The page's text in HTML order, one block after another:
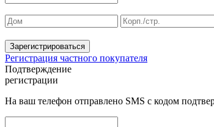
Зарегистрироваться
Регистрация частного покупателя
Подтверждение
регистрации
На ваш телефон отправлено SMS с кодом